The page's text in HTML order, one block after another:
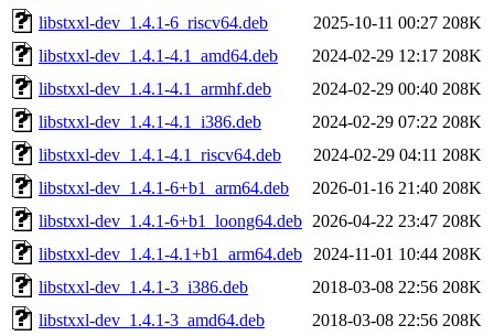
libstxxl-dev_1.4.1-6_riscv64.deb
2025-10-11 00:27 208K
libstxxl-dev_1.4.1-4.1_amd64.deb
2024-02-29 12:17 208K
libstxxl-dev_1.4.1-4.1_armhf.deb
2024-02-29 00:40 208K
libstxxl-dev_1.4.1-4.1_i386.deb
2024-02-29 07:22 208K
libstxxl-dev_1.4.1-4.1_riscv64.deb
2024-02-29 04:11 208K
libstxxl-dev_1.4.1-6+b1_arm64.deb
2026-01-16 21:40 208K
libstxxl-dev_1.4.1-6+b1_loong64.deb 2026-04-22 23:47 208K
libstxxl-dev_1.4.1-4.1+b1_arm64.deb
2024-11-01 10:44 208K
libstxxl-dev_1.4.1-3_i386.deb
2018-03-08 22:56 208K
libstxxl-dev_1.4.1-3_amd64.deb
2018-03-08 22:56 208K